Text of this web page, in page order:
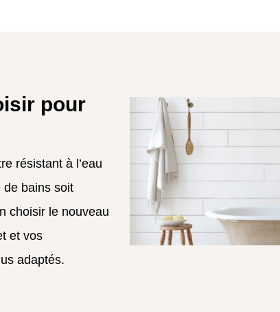
pour
résistant à l’eau
de bains soit
choisir le nouveau
et vos
adaptés.